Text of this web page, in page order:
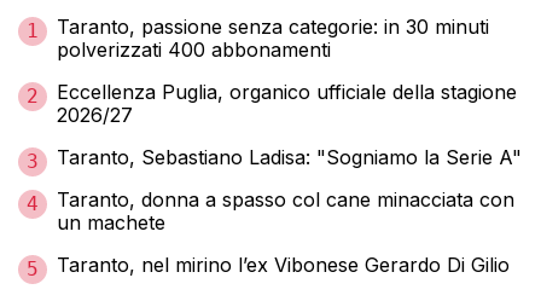
1
Taranto, passione senza categorie: in 30 minuti
polverizzati 400 abbonamenti
2
Eccellenza Puglia, organico ufficiale della stagione
2026/27
3 Taranto, Sebastiano Ladisa: "Sogniamo la Serie A"
4
Taranto, donna a spasso col cane minacciata con
un machete
5 Taranto, nel mirino l’ex Vibonese Gerardo Di Gilio